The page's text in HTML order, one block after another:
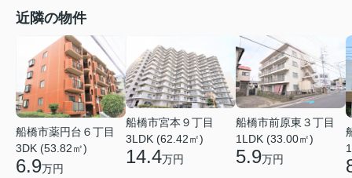
近隣の物件
船橋市薬円台６丁目
3DK (53.82㎡)
6.9万円
船橋市宮本９丁目
3LDK (62.42㎡)
14.4万円
船橋市前原東３丁目
1LDK (33.00㎡)
5.9万円